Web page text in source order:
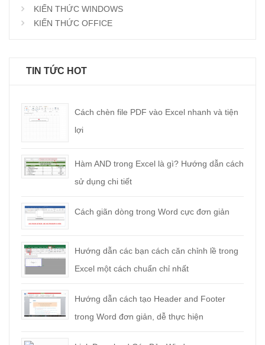
KIẾN THỨC WINDOWS
KIẾN THỨC OFFICE
TIN TỨC HOT
Cách chèn file PDF vào Excel nhanh và tiện
lợi
Hàm AND trong Excel là gì? Hướng dẫn cách
sử dụng chi tiết
Cách giãn dòng trong Word cực đơn giản
Hướng dẫn các bạn cách căn chỉnh lề trong
Excel một cách chuẩn chỉ nhất
Hướng dẫn cách tạo Header and Footer
trong Word đơn giản, dễ thực hiện